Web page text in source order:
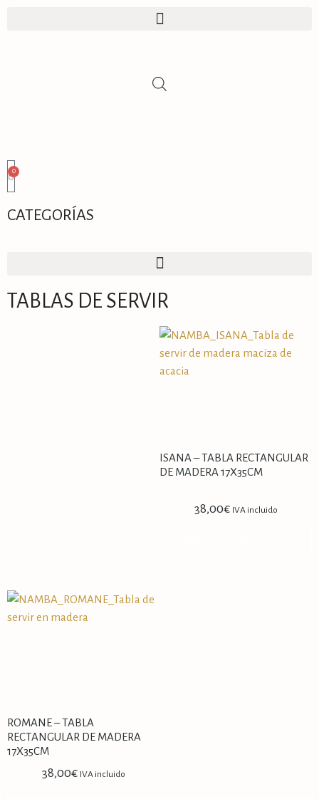
0
CATEGORÍAS
TABLAS DE SERVIR
ISANA – TABLA RECTANGULAR
DE MADERA 17X35CM
38,00€ IVA incluido
ROMANE – TABLA
RECTANGULAR DE MADERA
17X35CM
38,00€ IVA incluido